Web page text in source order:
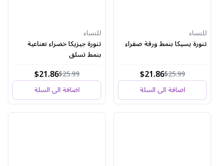
للنساء
تنورة يسيكا بنمط ورقة صفراء
$25.99
$21.86
اضافة الى السلة
للنساء
تنورة جيزيكا خضراء نعناعية
بنمط تسلق
$25.99
$21.86
اضافة الى السلة